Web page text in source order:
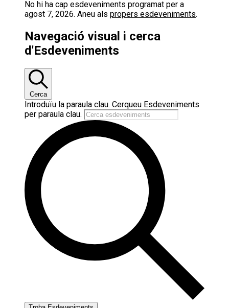
No hi ha cap esdeveniments programat per a
agost 7, 2026. Aneu als propers esdeveniments.
Navegació visual i cerca
d'Esdeveniments
Cerca
Introduïu la paraula clau. Cerqueu Esdeveniments
per paraula clau.